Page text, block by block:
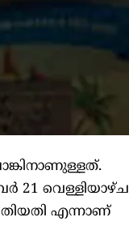
21 വെള്ളിയാഴ്ച
എന്നാണ്